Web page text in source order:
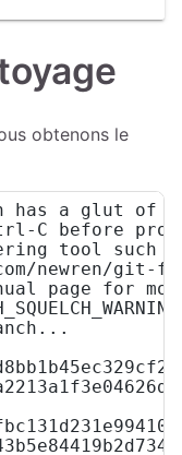
obtenons le
has a glut of